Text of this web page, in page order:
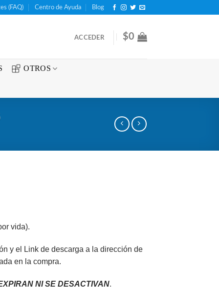
(FAQ) Centro de Ayuda Blog
ACCEDER $0
OTROS
vida).
y el Link de descarga a la dirección de
en la compra.
NI SE DESACTIVAN.